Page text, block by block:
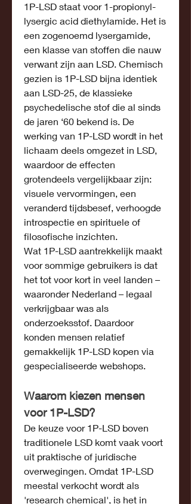
1P-LSD staat voor 1-propionyl-
lysergic acid diethylamide. Het is
een zogenoemd lysergamide,
een klasse van stoffen die nauw
verwant zijn aan LSD. Chemisch
gezien is 1P-LSD bijna identiek
aan LSD-25, de klassieke
psychedelische stof die al sinds
de jaren ‘60 bekend is. De
werking van 1P-LSD wordt in het
lichaam deels omgezet in LSD,
waardoor de effecten
grotendeels vergelijkbaar zijn:
visuele vervormingen, een
veranderd tijdsbesef, verhoogde
introspectie en spirituele of
filosofische inzichten.
Wat 1P-LSD aantrekkelijk maakt
voor sommige gebruikers is dat
het tot voor kort in veel landen –
waaronder Nederland – legaal
verkrijgbaar was als
onderzoeksstof. Daardoor
konden mensen relatief
gemakkelijk 1P-LSD kopen via
gespecialiseerde webshops.
Waarom kiezen mensen
voor 1P-LSD?
De keuze voor 1P-LSD boven
traditionele LSD komt vaak voort
uit praktische of juridische
overwegingen. Omdat 1P-LSD
meestal verkocht wordt als
'research chemical', is het in